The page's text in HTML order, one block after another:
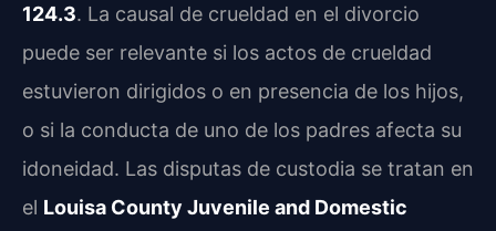
124.3. La causal de crueldad en el divorcio
puede ser relevante si los actos de crueldad
estuvieron dirigidos o en presencia de los hijos,
o si la conducta de uno de los padres afecta su
idoneidad. Las disputas de custodia se tratan en
el Louisa County Juvenile and Domestic